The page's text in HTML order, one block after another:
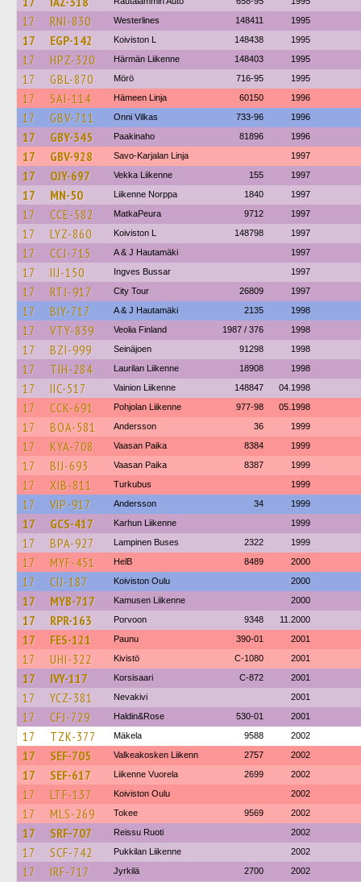
17 RNI-830 Westerlines 148411 1995
17 EGP-142 Koiviston L 148438 1995
17 HPZ-320 Härmän Liikenne 148403 1995
17 GBL-870 Mörö 716-95 1995
17 SAI-114 Hämeen Linja 60150 1996
17 GBV-711 Onni Vilkas 733-96 1996
17 GBY-345 Paakinaho 81896 1996
17 GBV-928 Savo-Karjalan Linja 1997
17 OJY-697 Vekka Liikenne 155 1997
17 MN-50 Liikenne Norppa 1840 1997
17 CCE-582 MatkaPeura 9712 1997
17 LYZ-860 Koiviston L 148798 1997
17 CCJ-715 A & J Hautamäki 1997
17 IIJ-150 Ingves Bussar 1997
17 RTJ-917 City Tour 26809 1997
17 BIY-717 A & J Hautamäki 2135 1998
17 VTY-839 Veolia Finland 1987 / 376 1998
17 BZI-999 Seinäjoen 91298 1998
17 TIH-284 Laurilan Liikenne 18908 1998
17 IIC-517 Vainion Liikenne 148847 04.1998
17 CCK-691 Pohjolan Liikenne 977-98 05.1998
17 BOA-581 Andersson 36 1999
17 KYA-708 Vaasan Paika 8384 1999
17 BIJ-693 Vaasan Paika 8387 1999
17 XIB-811 Turkubus 1999
17 VIP-917 Andersson 34 1999
17 GCS-417 Karhun Liikenne 1999
17 BPA-927 Lampinen Buses 2322 1999
17 MYF-451 HelB 8489 2000
17 CIJ-187 Koiviston Oulu 2000
17 MYB-717 Kamusen Liikenne 2000
17 RPR-163 Porvoon 9348 11.2000
17 FES-121 Paunu 390-01 2001
17 UHI-322 Kivistö C-1080 2001
17 IVY-117 Korsisaari C-872 2001
17 YCZ-381 Nevakivi 2001
17 CFJ-729 Haldin&Rose 530-01 2001
17 TZK-377 Mäkela 9588 2002
17 SEF-705 Valkeakosken Liikenn 2757 2002
17 SEF-617 Liikenne Vuorela 2699 2002
17 LTF-137 Koiviston Oulu 2002
17 MLS-269 Tokee 9569 2002
17 SRF-707 Reissu Ruoti 2002
17 SCF-742 Pukkilan Liikenne 2002
17 IRF-717 Jyrkilä 2700 2002